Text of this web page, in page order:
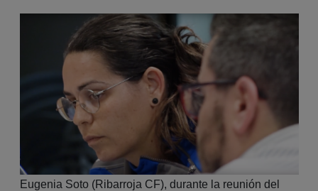
Eugenia Soto (Ribarroja CF), durante la reunión del